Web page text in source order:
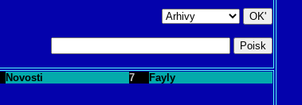
Novosti 7 Fayly